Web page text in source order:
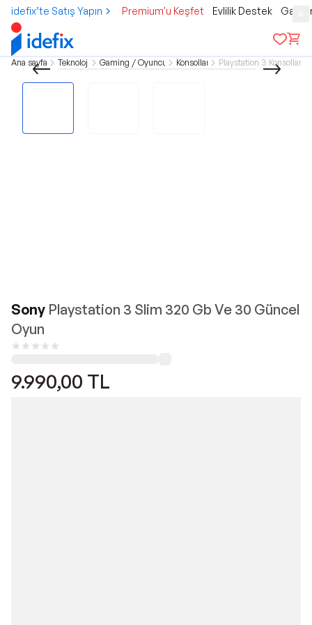
idefix’te Satış Yapın Premium'u Keşfet Evlilik Destek
Ana sayfa Teknoloji Gaming / Oyuncu Konsollar Playstation 3 Konsolları
Sony Playstation 3 Slim 320 Gb Ve 30 Güncel
Oyun
9.990,00 TL